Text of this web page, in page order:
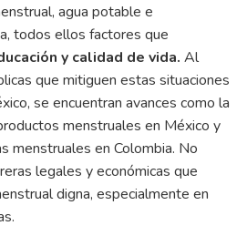
agua potable e
todos ellos factores que
y calidad de vida. Al
que mitiguen estas situaciones
se encuentran avances como la
menstruales en México y
menstruales en Colombia. No
legales y económicas que
digna, especialmente en